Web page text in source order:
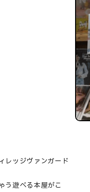
レッジヴァンガード
う遊べる本屋がこ